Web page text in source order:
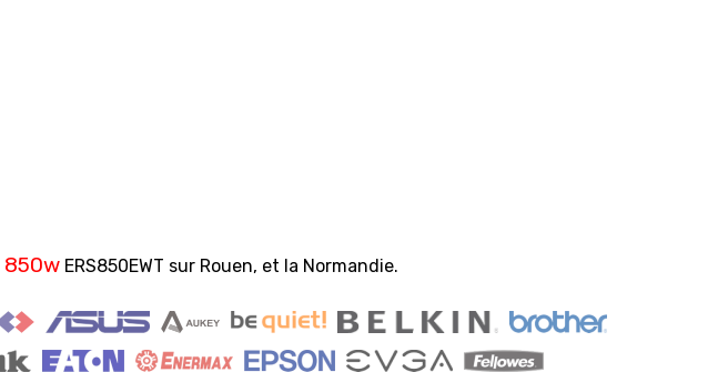
850w ERS850EWT sur Rouen, et la Normandie.